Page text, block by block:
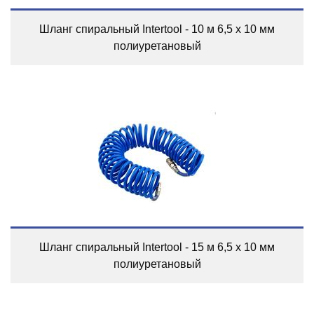
Шланг спиральный Intertool - 10 м 6,5 х 10 мм
полиуретановый
Шланг спиральный Intertool - 15 м 6,5 х 10 мм
полиуретановый